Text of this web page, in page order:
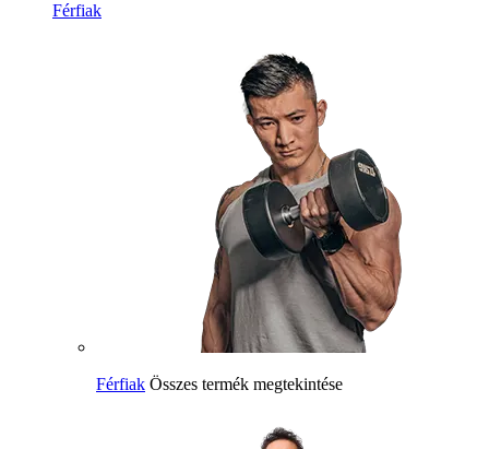
Férfiak
Férfiak Összes termék megtekintése